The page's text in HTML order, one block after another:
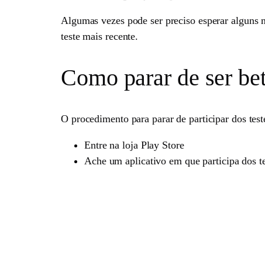
Algumas vezes pode ser preciso esperar
teste mais recente.
Como parar de ser
O procedimento para parar de participar dos
Entre na loja Play Store
Ache um aplicativo em que participa dos